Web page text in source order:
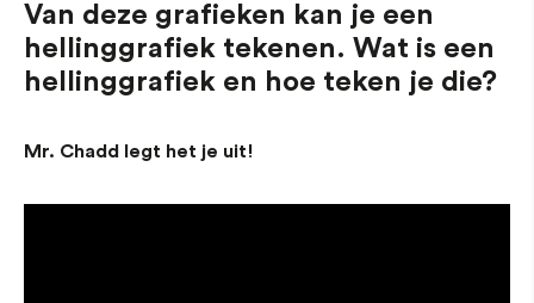
Van deze grafieken kan je een
hellinggrafiek tekenen. Wat is een
hellinggrafiek en hoe teken je die?
Mr. Chadd legt het je uit!